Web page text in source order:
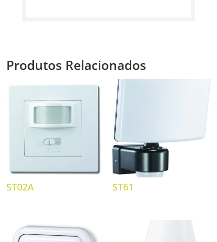
Produtos Relacionados
ST02A ST61